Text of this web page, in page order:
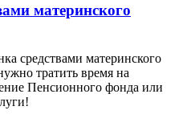
материнского
средствами материнского
тратить время на
Пенсионного фонда или